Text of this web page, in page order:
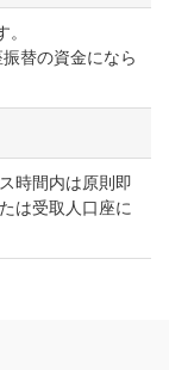
替の資金になら
時間内は原則即
は受取人口座に